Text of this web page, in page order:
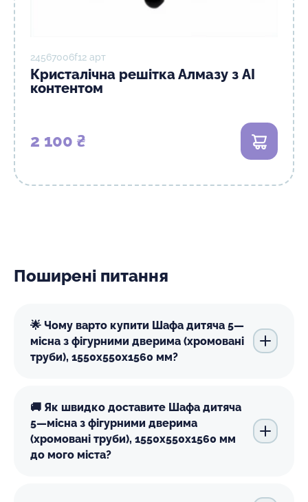
24567006f12 арт
Кристалічна решітка Алмазу з AI
контентом
2 100 ₴ В кошик
Поширені питання
🌟 Чому варто купити Шафа дитяча 5—
місна з фігурними дверима (хромовані
труби), 1550х550х1560 мм?
🚚 Як швидко доставите Шафа дитяча
5—місна з фігурними дверима
(хромовані труби), 1550х550х1560 мм
до мого міста?